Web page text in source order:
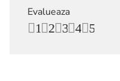
Evalueaza
5
4
3
2
1